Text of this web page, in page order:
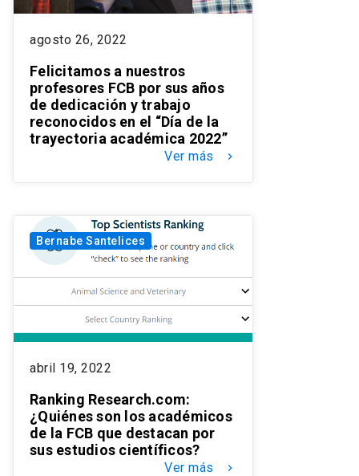
agosto 26, 2022
Felicitamos a nuestros
profesores FCB por sus años
de dedicación y trabajo
reconocidos en el “Día de la
trayectoria académica 2022”
Ver más keyboard_arrow_right
Bernabe Santelices
abril 19, 2022
Ranking Research.com:
¿Quiénes son los académicos
de la FCB que destacan por
sus estudios científicos?
Ver más keyboard_arrow_right